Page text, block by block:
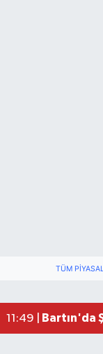
TÜM
11:49 | Bartın'da